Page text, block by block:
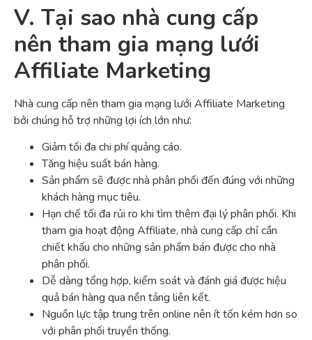
V. Tại sao nhà cung cấp
nên tham gia mạng lưới
Affiliate Marketing
Nhà cung cấp nên tham gia mạng lưới Affiliate Marketing
bởi chúng hỗ trợ những lợi ích lớn như:
Giảm tối đa chi phí quảng cáo.
Tăng hiệu suất bán hàng.
Sản phẩm sẽ được nhà phân phối đến đúng với những
khách hàng mục tiêu.
Hạn chế tối đa rủi ro khi tìm thêm đại lý phân phối. Khi
tham gia hoạt động Affiliate, nhà cung cấp chỉ cần
chiết khấu cho những sản phẩm bán được cho nhà
phân phối.
Dễ dàng tổng hợp, kiểm soát và đánh giá được hiệu
quả bán hàng qua nền tảng liên kết.
Nguồn lực tập trung trên online nên ít tốn kém hơn so
với phân phối truyền thống.